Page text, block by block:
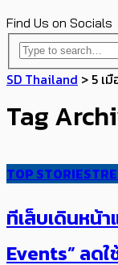
Find Us on Socials
SD Thailand > 5 เ
Tag
TOP STORIES
ทีเส็บเดินหน้
Events” ลด